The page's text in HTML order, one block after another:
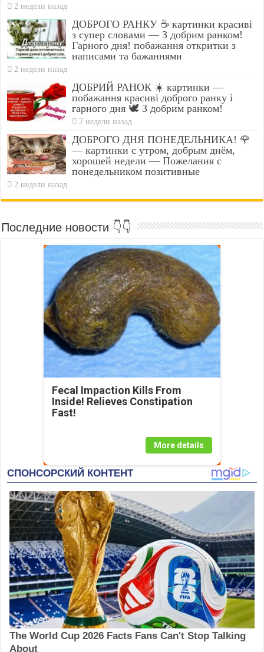
2 недели назад
ДОБРОГО РАНКУ ☕ картинки красиві
з супер словами — З добрим ранком!
Гарного дня! побажання откритки з
написами та бажаннями
2 недели назад
ДОБРИЙ РАНОК ☀️ картинки —
побажання красиві доброго ранку і
гарного дня 🕊️ З добрим ранком!
2 недели назад
ДОБРОГО ДНЯ ПОНЕДЕЛЬНИКА! 🌹
— картинки с утром, добрым днём,
хорошей недели — Пожелания с
понедельником позитивные
2 недели назад
Последние новости 👇👇
Fecal Impaction Kills From
Inside! Relieves Constipation
Fast!
More details